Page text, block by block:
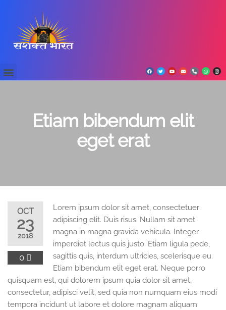
Etiam bibendum elit
eget erat
OCT
23
2018
0
Lorem ipsum dolor sit amet, consectetuer
adipiscing elit. Duis risus. Nullam sit amet
magna in magna gravida vehicula. Integer
imperdiet lectus quis justo. Etiam ligula pede,
sagittis quis, interdum ultricies, scelerisque eu.
Etiam bibendum elit eget erat. Neque porro
quisquam est, qui dolorem ipsum quia dolor sit amet,
consectetur, adipisci velit, sed quia non numquam eius modi
tempora incidunt ut labore et dolore magnam aliquam